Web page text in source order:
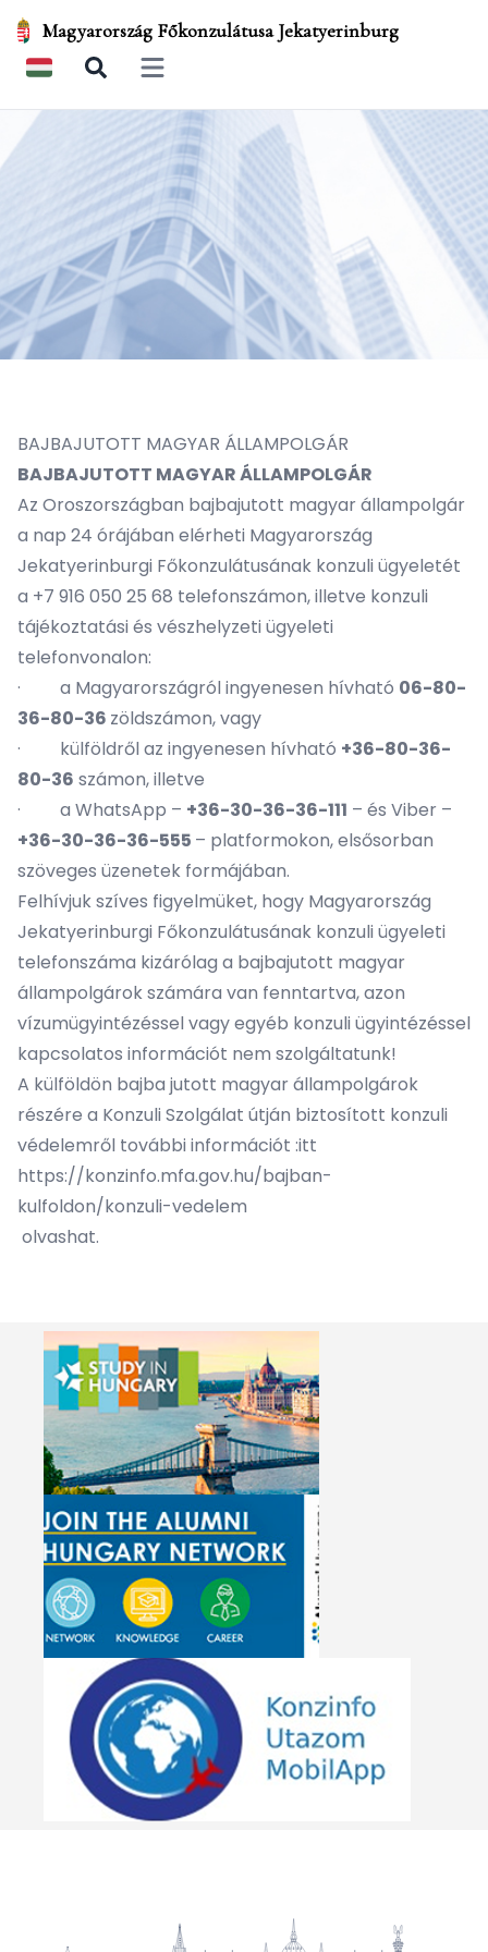
Magyarország Főkonzulátusa Jekatyerinburg
Open main menu
BAJBAJUTOTT MAGYAR ÁLLAMPOLGÁR
BAJBAJUTOTT MAGYAR ÁLLAMPOLGÁR
Az Oroszországban bajbajutott magyar állampolgár
a nap 24 órájában elérheti Magyarország
Jekatyerinburgi Főkonzulátusának konzuli ügyeletét
a +7 916 050 25 68 telefonszámon, illetve konzuli
tájékoztatási és vészhelyzeti ügyeleti
telefonvonalon:
· a Magyarországról ingyenesen hívható 06-80-
36-80-36 zöldszámon, vagy
· külföldről az ingyenesen hívható +36-80-36-
80-36 számon, illetve
· a WhatsApp – +36-30-36-36-111 – és Viber –
+36-30-36-36-555 – platformokon, elsősorban
szöveges üzenetek formájában.
Felhívjuk szíves figyelmüket, hogy Magyarország
Jekatyerinburgi Főkonzulátusának konzuli ügyeleti
telefonszáma kizárólag a bajbajutott magyar
állampolgárok számára van fenntartva, azon
vízumügyintézéssel vagy egyéb konzuli ügyintézéssel
kapcsolatos információt nem szolgáltatunk!
A külföldön bajba jutott magyar állampolgárok
részére a Konzuli Szolgálat útján biztosított konzuli
védelemről további információt :itt
https://konzinfo.mfa.gov.hu/bajban-
kulfoldon/konzuli-vedelem
olvashat.